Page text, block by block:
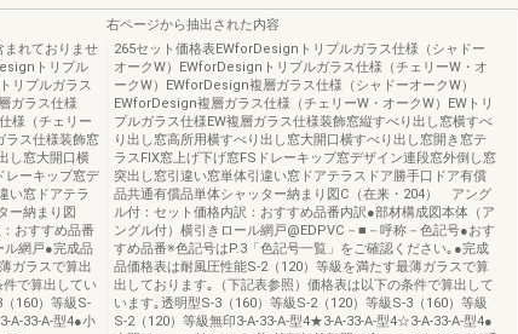
まれておりませ
トリプル
リプルガラス
ガラス仕様
様（チェリー
ラス仕様装飾窓
し窓大開口横
レーキップ窓デ
い窓ドアテラ
ー納まり図
おすすめ品番
ル網戸●完成品
ガラスで算出
件で算出してい
160）等級S-
A-33-A-型4●小
右ページから抽出された内容
265セット価格表EWforDesignトリプルガラス仕様（シャドー
オークW）EWforDesignトリプルガラス仕様（チェリーW・オ
ークW）EWforDesign複層ガラス仕様（シャドーオークW）
EWforDesign複層ガラス仕様（チェリーW・オークW）EWトリ
プルガラス仕様EW複層ガラス仕様装飾窓縦すべり出し窓横すべ
り出し窓高所用横すべり出し窓大開口横すべり出し窓開き窓テ
ラスFIX窓上げ下げ窓FSドレーキップ窓デザイン連段窓外倒し窓
突出し窓引違い窓単体引違い窓ドアテラスドア勝手口ドア有償
品共通有償品単体シャッター納まり図C（在来・204） アング
ル付：セット価格内訳：おすすめ品番内訳●部材構成図本体（ア
ングル付）横引きロール網戸@EDPVC－■－呼称－色記号●おす
すめ品番※色記号はP.3「色記号一覧」をご確認ください｡●完成
品価格表は耐風圧性能S-2（120）等級を満たす最薄ガラスで算
出しております｡（下記表参照）価格表は以下の条件で算出して
います｡透明型S-3（160）等級S-2（120）等級S-3（160）等級
S-2（120）等級無印3-A-33-A-型4★3-A-33-A-型4☆3-A-33-A-型4●